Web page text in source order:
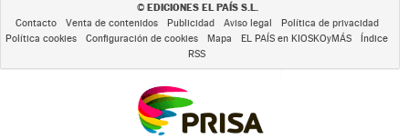
© EDICIONES EL PAÍS S.L.
Contacto Venta de contenidos Publicidad Aviso legal
Política de privacidad
Política cookies
Configuración de cookies Mapa EL PAÍS en KIOSKOyMÁS
Índice
RSS